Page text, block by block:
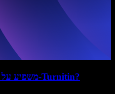
האם Speechify משפיע על הציון שלי ב-Turnitin?